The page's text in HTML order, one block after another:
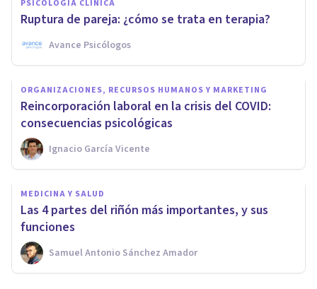
PSICOLOGÍA CLÍNICA
Ruptura de pareja: ¿cómo se trata en terapia?
Avance Psicólogos
ORGANIZACIONES, RECURSOS HUMANOS Y MARKETING
Reincorporación laboral en la crisis del COVID:
consecuencias psicológicas
Ignacio García Vicente
MEDICINA Y SALUD
Las 4 partes del riñón más importantes, y sus
funciones
Samuel Antonio Sánchez Amador